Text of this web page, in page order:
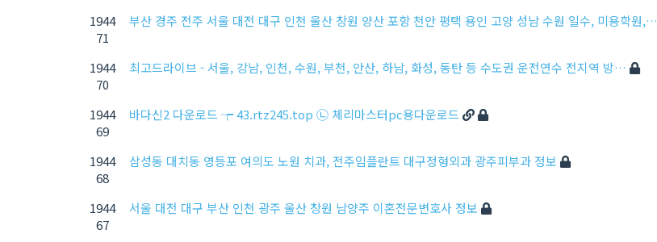
1944
71
부산 경주 전주 서울 대전 대구 인천 울산 창원 양산 포항 천안 평택 용인 고양 성남 수원 일수, 미용학원,…
1944
70
최고드라이브 - 서울, 강남, 인천, 수원, 부천, 안산, 하남, 화성, 동탄 등 수도권 운전연수 전지역 방…
1944
69
바다신2 다운로드 ┮ 43.rtz245.top ㉡ 체리마스터pc용다운로드
1944
68
삼성동 대치동 영등포 여의도 노원 치과, 전주임플란트 대구정형외과 광주피부과 정보
1944
67
서울 대전 대구 부산 인천 광주 울산 창원 남양주 이혼전문변호사 정보